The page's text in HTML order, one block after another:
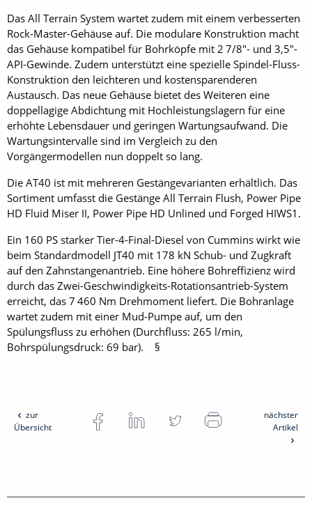
Das All Terrain System wartet zudem mit einem verbesserten
Rock-Master-Gehäuse auf. Die modulare Konstruktion macht
das Gehäuse kompatibel für Bohrköpfe mit 2 7/8"- und 3,5"-
API-Gewinde. Zudem unterstützt eine spezielle Spindel-Fluss-
Konstruktion den leichteren und kostensparenderen
Austausch. Das neue Gehäuse bietet des Weiteren eine
doppellagige Abdichtung mit Hochleistungslagern für eine
erhöhte Lebensdauer und geringen Wartungsaufwand. Die
Wartungsintervalle sind im Vergleich zu den
Vorgängermodellen nun doppelt so lang.
Die AT40 ist mit mehreren Gestängevarianten erhältlich. Das
Sortiment umfasst die Gestänge All Terrain Flush, Power Pipe
HD Fluid Miser II, Power Pipe HD Un­lined und Forged HIWS1.
Ein 160 PS starker Tier-4-Final-Diesel von Cummins wirkt wie
beim Standardmodell JT40 mit 178 kN Schub- und Zugkraft
auf den Zahnstangenantrieb. Eine höhere Bohreffizienz wird
durch das Zwei-Geschwindigkeits-Rotationsantrieb-System
erreicht, das 7 460 Nm Drehmoment liefert. Die Bohranlage
wartet zudem mit einer Mud-Pumpe auf, um den
Spülungsfluss zu erhöhen (Durchfluss: 265 l/min,
Bohrspülungsdruck: 69 bar). §
zur
Übersicht
nächster
Artikel